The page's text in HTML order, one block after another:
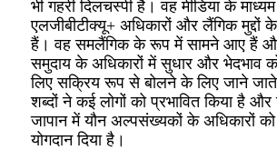
भी गहरी दिलचस्पी है। वह मीडिया के
एलजीबीटीक्यू+ अधिकारों और लैंगिक मुद्दों
हैं। वह समलैंगिक के रूप में सामने आए हैं और
समुदाय के अधिकारों में सुधार और भेदभाव
लिए सक्रिय रूप से बोलने के लिए जाने
शब्दों ने कई लोगों को प्रभावित किया है
जापान में यौन अल्पसंख्यकों के अधिकारों
योगदान दिया है।